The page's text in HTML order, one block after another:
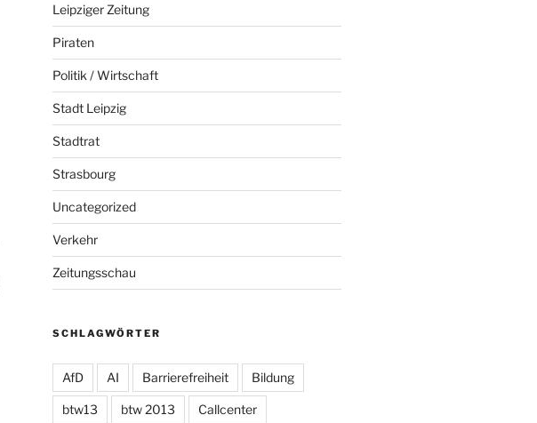
Leipziger Zeitung
Piraten
Politik / Wirtschaft
Stadt Leipzig
Stadtrat
Strasbourg
Uncategorized
Verkehr
Zeitungsschau
SCHLAGWÖRTER
AfD AI Barrierefreiheit Bildung
btw13 btw 2013 Callcenter